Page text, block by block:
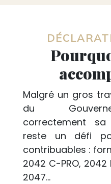
Malgré un gros
du
correctement
reste un défi
contribuables :
2042 C-PRO, 2042
2047…